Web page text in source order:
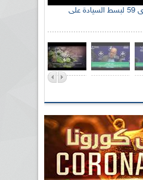
الإذاعة الجزائرية تحي الذكرى 59 لبسط السيادة على